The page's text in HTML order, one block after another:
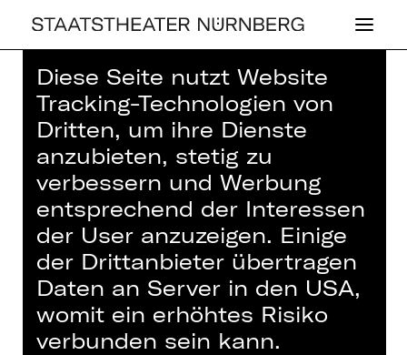
Home> Haus> Künstler*innen>
Elvira Ruiz Zurita
OPER
ELVIRA RUIZ
ZURITA
Diese Seite nutzt Website
Tracking-Technologien von
Dritten, um ihre Dienste
anzubieten, stetig zu
verbessern und Werbung
entsprechend der Interessen
der User anzuzeigen. Einige
der Drittanbieter übertragen
Daten an Server in den USA,
womit ein erhöhtes Risiko
verbunden sein kann.